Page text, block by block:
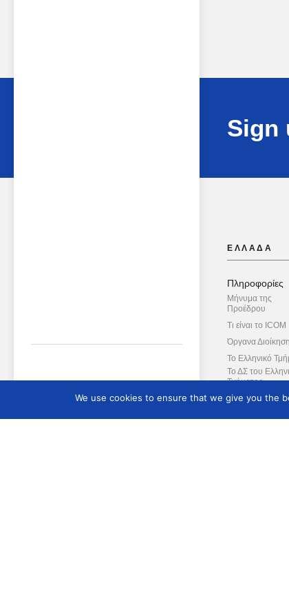
Sign
ΕΛΛΑΔΑ
Πληροφορίες
Μήνυμα της
Προέδρου
Τι είναι το ICOM
Όργανα
Το Ελληνικό
Το ΔΣ του
Τμήματος
Διεθνείς
Ασπίδας
We use cookies to ensure that we give you the